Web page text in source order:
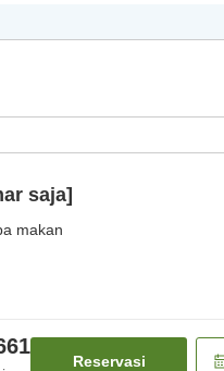
saja]
makan
Reservasi